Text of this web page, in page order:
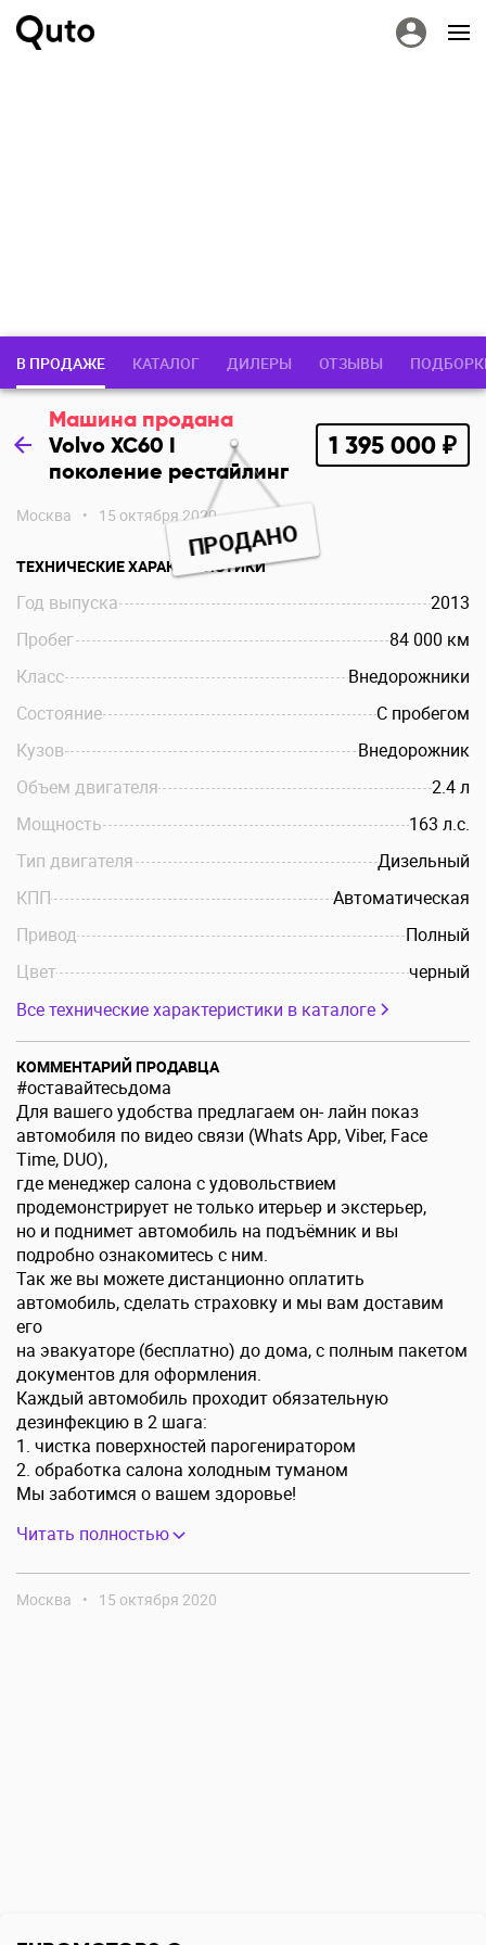
В ПРОДАЖЕ КАТАЛОГ ДИЛЕРЫ ОТЗЫВЫ
Машина продана
Volvo XC60 I
поколение рестайлинг
1 395 000 ₽
Москва • 15 октября 2020
ПРОДАНО
ТЕХНИЧЕСКИЕ ХАРАКТЕРИСТИКИ
Год выпуска
2013
Пробег
84 000 км
Класс
Внедорожники
Состояние
С пробегом
Кузов
Внедорожник
Объем двигателя
2.4 л
Мощность
163 л.c.
Тип двигателя
Дизельный
КПП
Автоматическая
Привод
Полный
Цвет
черный
Все технические характеристики в каталоге
КОММЕНТАРИЙ ПРОДАВЦА
#оставайтесьдома
Для вашего удобства предлагаем он- лайн показ
автомобиля по видео связи (Whats App, Viber, Face
Time, DUO),
где менеджер салона с удовольствием
продемонстрирует не только итерьер и экстерьер,
но и поднимет автомобиль на подъёмник и вы
подробно ознакомитесь с ним.
Так же вы можете дистанционно оплатить
автомобиль, сделать страховку и мы вам доставим
его
на эвакуаторе (бесплатно) до дома, с полным пакетом
документов для оформления.
Каждый автомобиль проходит обязательную
дезинфекцию в 2 шага:
1. чистка поверхностей парогениратором
2. обработка салона холодным туманом
Мы заботимся о вашем здоровье!
Читать полностью
Москва • 15 октября 2020